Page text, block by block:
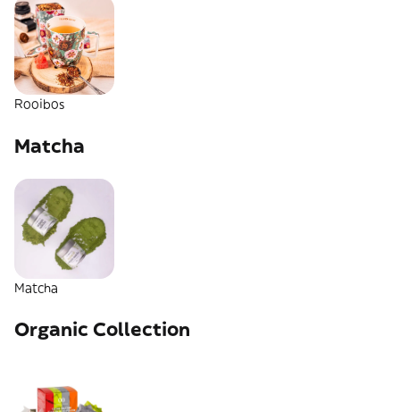
Rooibos
Matcha
Matcha
Organic Collection